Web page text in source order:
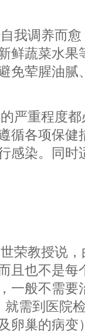
我调养而
鲜蔬菜水果
免荤腥油腻
严重程度
循各项保健
感染。同时
荣教授说
且也不是每
一般不需要
需到医院
卵巢的病变